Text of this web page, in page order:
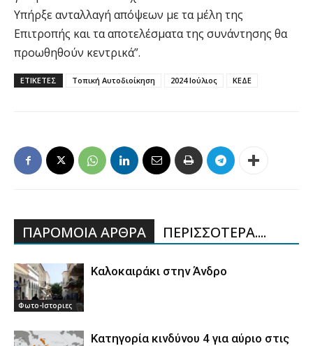
Υπήρξε ανταλλαγή απόψεων με τα μέλη της
Επιτροπής και τα αποτελέσματα της συνάντησης θα
προωθηθούν κεντρικά”.
ΕΤΙΚΕΤΕΣ Τοπική Αυτοδιοίκηση 2024 Ιούλιος ΚΕΔΕ
ΠΑΡΟΜΟΙΑ ΑΡΘΡΑ ΠΕΡΙΣΣΟΤΕΡΑ....
Φωτο-Ιστοριες
Καλοκαιράκι στην Άνδρο
Κατηγορία κινδύνου 4 για αύριο στις